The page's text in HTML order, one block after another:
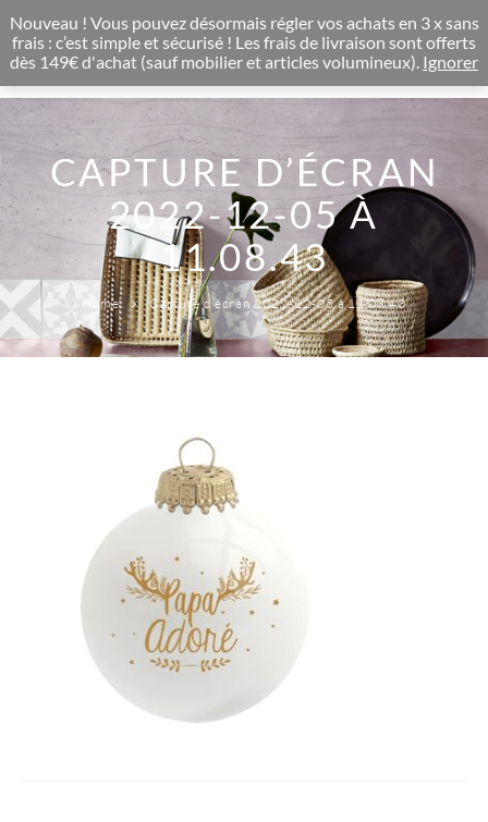
0
CAPTURE D’ÉCRAN
2022-12-05 À
11.08.43
Home Capture d’écran 2022-12-05 à 11.08.43
Nouveau ! Vous pouvez désormais régler vos achats en 3 x sans
frais : c’est simple et sécurisé ! Les frais de livraison sont offerts
dès 149€ d'achat (sauf mobilier et articles volumineux). Ignorer